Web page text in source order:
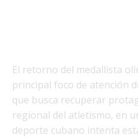
El retorno del medallista
principal foco de atención
que busca recuperar
regional del atletismo, en
deporte cubano intenta